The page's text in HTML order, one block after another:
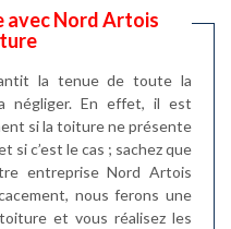
Nord Artois
la tenue de toute la
négliger. En effet, il est
si la toiture ne présente
si c’est le cas ; sachez que
entreprise Nord Artois
nous ferons une
et vous réalisez les